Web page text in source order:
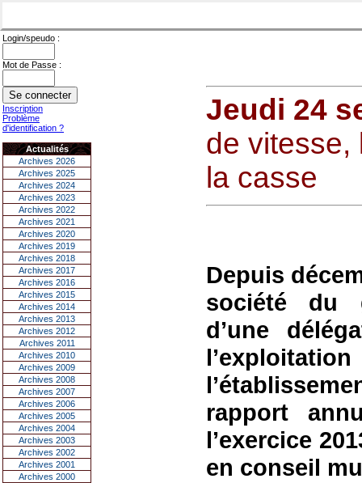
Login/speudo :
Mot de Passe :
Inscription
Problème
d'identification ?
Actualités
Archives 2026
Archives 2025
Archives 2024
Archives 2023
Archives 2022
Archives 2021
Archives 2020
Archives 2019
Archives 2018
Archives 2017
Archives 2016
Archives 2015
Archives 2014
Archives 2013
Archives 2012
Archives 2011
Archives 2010
Archives 2009
Archives 2008
Archives 2007
Archives 2006
Archives 2005
Archives 2004
Archives 2003
Archives 2002
Archives 2001
Archives 2000
Jeudi 24
de vitesse,
la casse
Depuis
société du
d’une
rapport
l’exercice
en conseil